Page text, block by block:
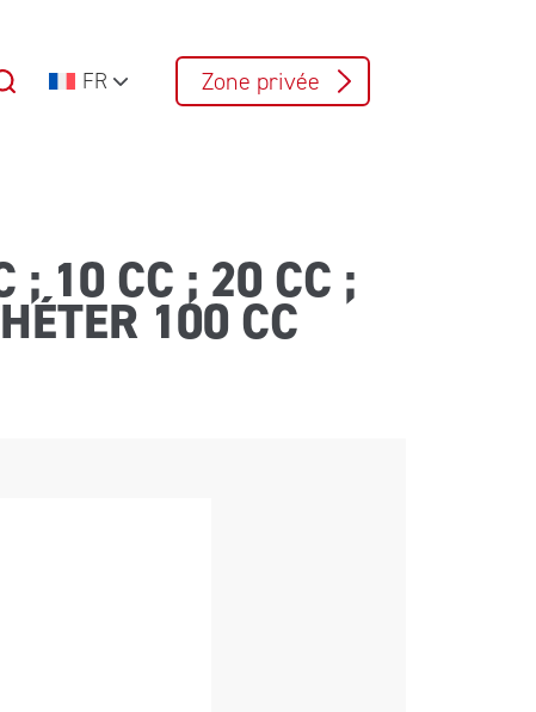
FR Zone privée
; 10 CC ; 20 CC ;
100 CC